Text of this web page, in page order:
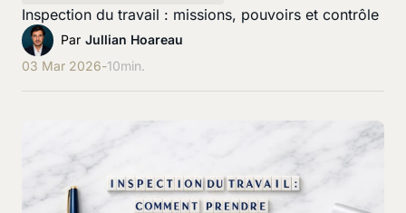
Inspection du travail : missions, pouvoirs et contrôle
Par Jullian Hoareau
03 Mar 2026-10min.